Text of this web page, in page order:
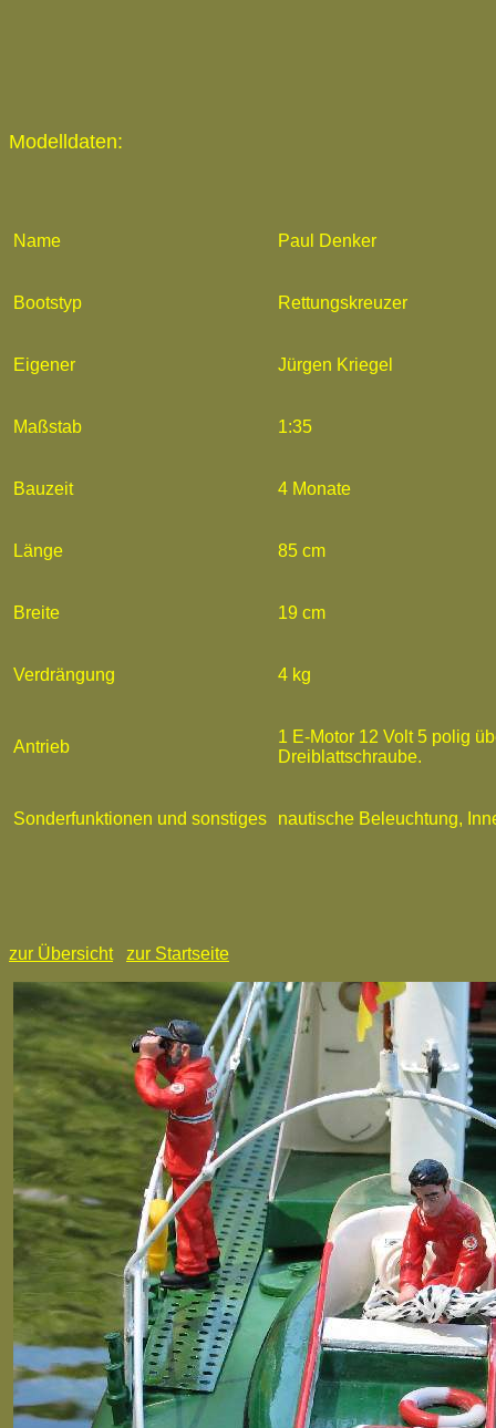
Modelldaten:
Name Paul Denker
Bootstyp Rettungskreuzer
Eigener Jürgen Kriegel
Maßstab 1:35
Bauzeit 4 Monate
Länge 85 cm
Breite 19 cm
Verdrängung 4 kg
Antrieb
1 E-Motor 12 Volt 5 polig
Dreiblattschraube.
Sonderfunktionen und sonstiges nautische Beleuchtung,
zur Übersicht zur Startseite